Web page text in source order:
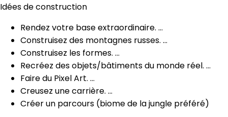
Idées de construction
Rendez votre base extraordinaire. …
Construisez des montagnes russes. …
Construisez les formes. …
Recréez des objets/bâtiments du monde réel. …
Faire du Pixel Art. …
Creusez une carrière. …
Créer un parcours (biome de la jungle préféré)